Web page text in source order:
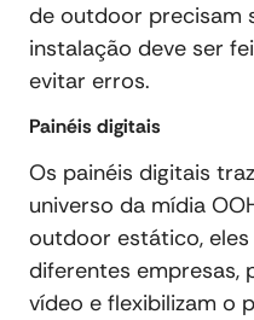
de outdoor precisam
instalação deve ser
evitar erros.
Painéis digitais
Os painéis digitais
universo da mídia
outdoor estático,
diferentes empresas,
vídeo e flexibilizam o